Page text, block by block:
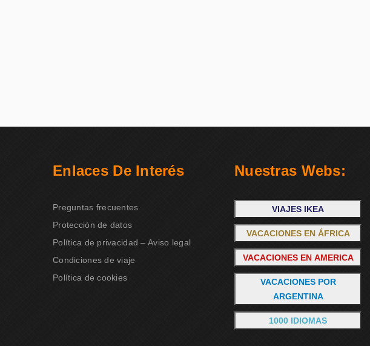
Enlaces De Interés
Preguntas frecuentes
Protección de datos
Política de privacidad – Aviso legal
Condiciones de viaje
Política de cookies
Nuestras Webs:
VIAJES IKEA
VACACIONES EN ÁFRICA
VACACIONES EN AMERICA
VACACIONES POR
ARGENTINA
1000 IDIOMAS